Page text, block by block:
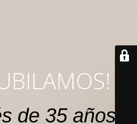
de 35 años